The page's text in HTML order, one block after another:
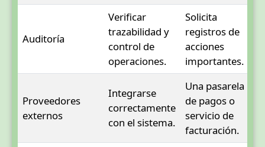
Auditoría
Verificar
trazabilidad y
control de
operaciones.
Solicita
registros de
acciones
importantes.
Proveedores
externos
Integrarse
correctamente
con el sistema.
Una pasarela
de pagos o
servicio de
facturación.